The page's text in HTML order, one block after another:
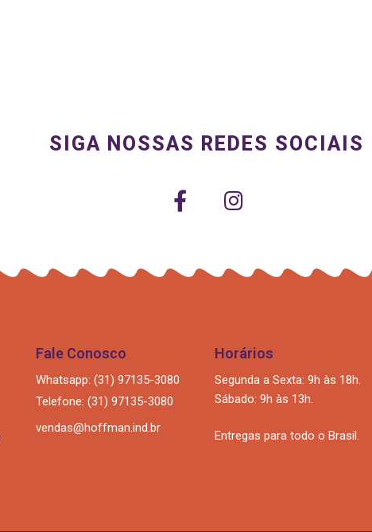
SIGA NOSSAS REDES SOCIAIS
Fale Conosco
Whatsapp: (31) 97135-3080
Telefone: (31) 97135-3080
vendas@hoffman.ind.br
Horários
Segunda a Sexta: 9h às 18h.
Sábado: 9h às 13h.
Entregas para todo o Brasil.